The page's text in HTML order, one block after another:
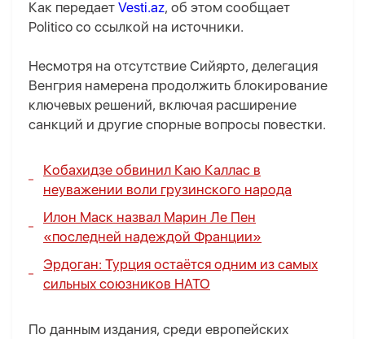
Как передает Vesti.az, об этом сообщает
Politico со ссылкой на источники.
Несмотря на отсутствие Сийярто, делегация
Венгрия намерена продолжить блокирование
ключевых решений, включая расширение
санкций и другие спорные вопросы повестки.
Кобахидзе обвинил Каю Каллас в
неуважении воли грузинского народа
Илон Маск назвал Марин Ле Пен
«последней надеждой Франции»
Эрдоган: Турция остаётся одним из самых
сильных союзников НАТО
По данным издания, среди европейских